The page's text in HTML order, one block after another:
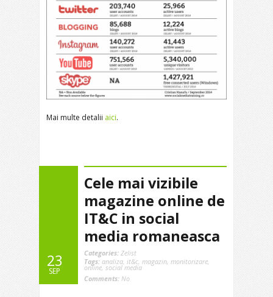
Mai multe detalii aici.
23
SEP
Cele mai vizibile
magazine online de
IT&C in social
media romaneasca
Categories: Zelist
Tags: analiza, it&c, magazin, monitorizare,
online, social media
Comments: No